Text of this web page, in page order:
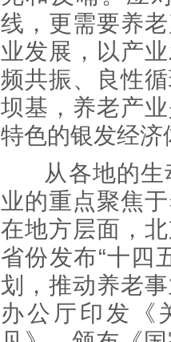
线，更需要养
业发展，以产
频共振、良性
坝基，养老产
特色的银发经济
从各地的
业的重点聚焦
在地方层面，
省份发布“十四
划，推动养老
办公厅印发《